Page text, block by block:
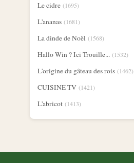
Le cidre (1695)
L'ananas (1681)
La dinde de Noël (1568)
Hallo Win ? Ici Trouille... (1532)
L'origine du gâteau des rois (1462)
CUISINE TV (1421)
L'abricot (1413)